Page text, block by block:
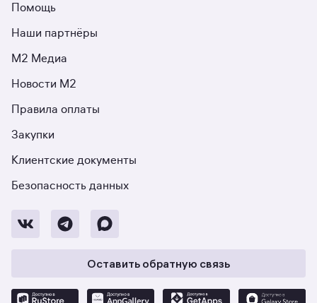
Помощь
Наши партнёры
М2 Медиа
Новости М2
Правила оплаты
Закупки
Клиентские документы
Безопасность данных
Оставить обратную связь